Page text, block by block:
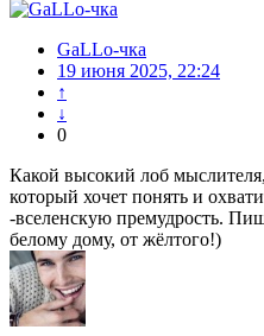
GaLLo-чка
19 июня 2025, 22:24
↑
↓
0
Какой высокий лоб
который хочет понять и
-вселенскую премудрость.
белому дому, от жёлтого!)